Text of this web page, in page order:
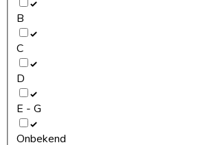
B
C
D
E - G
Onbekend